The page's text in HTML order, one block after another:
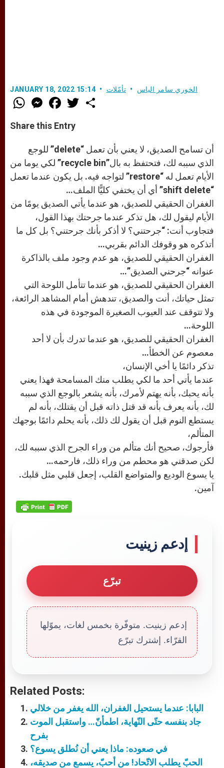
JANUARY 18, 2022 15:14 الخوري سامر الياس تأمّلات
W
h
t
s
p
p
M
e
s
e
g
e
r
F
a
e
b
o
k
w
r
Share this Entry
أن تسامح الصديق، لا يعني بأن تعمل “delete” للوجع
الذي سببه لك، فتحتفظ به بال”recycle bin” لكي يوما من
الأيام تعمل له “restore” لتواجه فيه. بل يكون عندما تعمل
“shift delete” أي أن يختفي كليًّا الملف…
الغفران الحقيقي للصديق، هو عندما يأتي الصديق يومًا من
الأيام ليقول لك، هل تذكر عندما جرحتك بهذا القول،
فتجاوب أنت: “جرحتني؟ لا أذكر بأنك جرحتني؟ بل كل ما
أتذكره هو وقوفك الدائم بقربي…
الغفران الحقيقي للصديق، هو عدم وجود ملف بالذاكرة
عنوانه “جرحني الصديق”…
الغفران الحقيقي للصديق، هو عندما تتأمل اللوحة التي
تمثل حياتك، أنت والصديق، تندهش أمام المشاهد الرائعة،
ولا تتوقف عند العيوب الصغيرة الموجودة في هذه
اللوحة…
الغفران الحقيقي للصديق، هو عندما تدرك بأن لا أحد
معصوم عن الخطأ…
تذكر دائمًا يا أخي الإنسان،
عندما يأتي أحد ما لكي يطلب منك المسامحة فهذا يعني
بأنه يحبك، بأنه يهتم لأمرك، بأنه يشعر بالوجع الذي سببه
لك، بأنه يعرف بأنه قد قتل ذاته قبل أن يقتلك، بأنه لم
يستطع النوم قبل أن يقول لك ذلك، بأنه يحلم دائمًا بوجهك
المتألم،
فأرجوك، صحيح أنك متألم من وراء الجرح الذي سببه لك،
لكن صدقني هو محطم من وراء ذلك، فارحمه…
يا يسوع الوديع والمتواضع القلب، إجعل قلبي مثل قلبك.
آمين.
إدعم زينيت
تبرّع
إدعم زينيت. متوفّرة بخمس لغات، يموّلها
القرّاء. إشترك تبرّع
Related Posts:
البابا: عندما يستحيل الغفران، الله يغفر من خلالي
جاد بنفسه حتّى النّهاية، اطمأنّ… واستقبل الموت
بفرح
في صعوده: ماذا يعني أن نُطلق يسوع؟
الحبّ يطلب الاتّحاد! من أحبّ، يسمع من صديقه،